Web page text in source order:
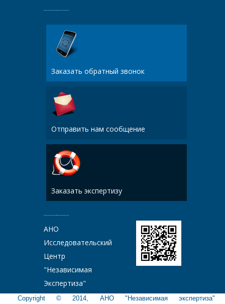
Заказать обратный звонок
Отправить нам сообщение
Заказать экспертизу
АНО
Исследовательский
Центр
"Независимая
Экспертиза"
Copyright © 2014, АНО "Независимая экспертиза"